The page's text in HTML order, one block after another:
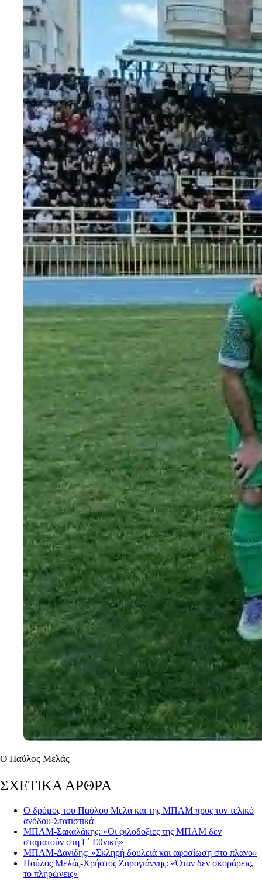
Ο Παύλος Μελάς
ΣΧΕΤΙΚΑ ΑΡΘΡΑ
Ο δρόμος του Παύλου Μελά και της ΜΠΑΜ προς τον τελικό
ανόδου-Στατιστικά
ΜΠΑΜ-Σακαλάκης: «Οι φιλοδοξίες της ΜΠΑΜ δεν
σταματούν στη Γ΄ Εθνική»
ΜΠΑΜ-Δανίδης: «Σκληρή δουλειά και αφοσίωση στο πλάνο»
Παύλος Μελάς-Χρήστος Ζαρογιάννης: «Όταν δεν σκοράρεις,
το πληρώνεις»